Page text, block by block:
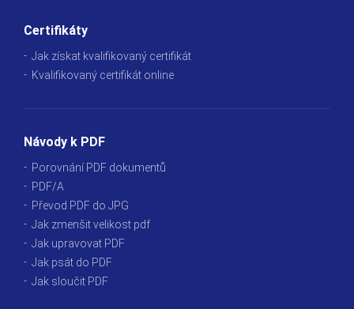
Certifikáty
Jak získat kvalifikovaný certifikát
Kvalifikovaný certifikát online
Návody k PDF
Porovnání PDF dokumentů
PDF/A
Převod PDF do JPG
Jak zmenšit velikost pdf
Jak upravovat PDF
Jak psát do PDF
Jak sloučit PDF